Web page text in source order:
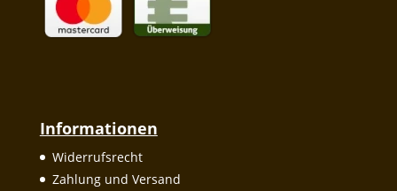
Informationen
Widerrufsrecht
Zahlung und Versand